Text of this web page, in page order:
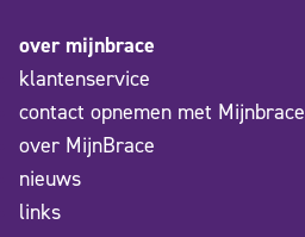
over mijnbrace
klantenservice
contact opnemen met Mijnbrace
over MijnBrace
nieuws
links